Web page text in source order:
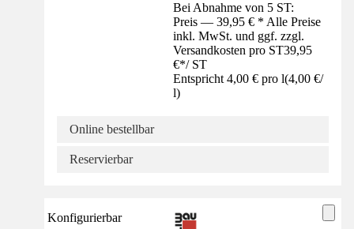
Bei Abnahme von 5 ST:
Preis — 39,95 € * Alle Preise
inkl. MwSt. und ggf. zzgl.
Versandkosten pro ST39,95
€*/ ST
Entspricht 4,00 € pro l(4,00 €/
l)
Online bestellbar
Reservierbar
Konfigurierbar